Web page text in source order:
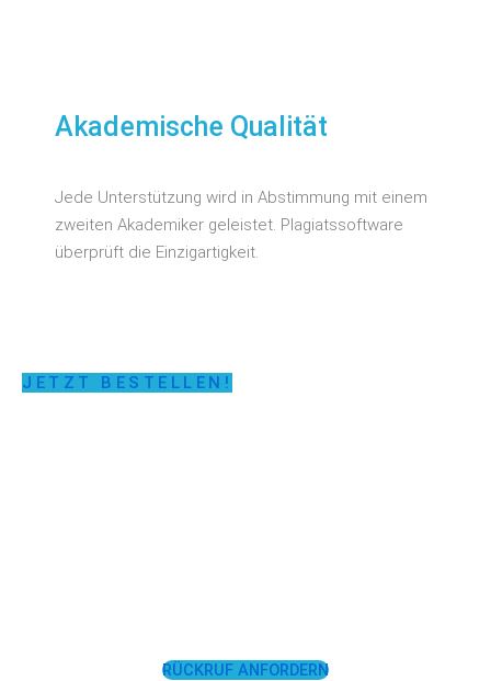
Akademische Qualität
Jede Unterstützung wird in Abstimmung mit einem
zweiten Akademiker geleistet. Plagiatssoftware
überprüft die Einzigartigkeit.
JETZT BESTELLEN!
RÜCKRUF ANFORDERN